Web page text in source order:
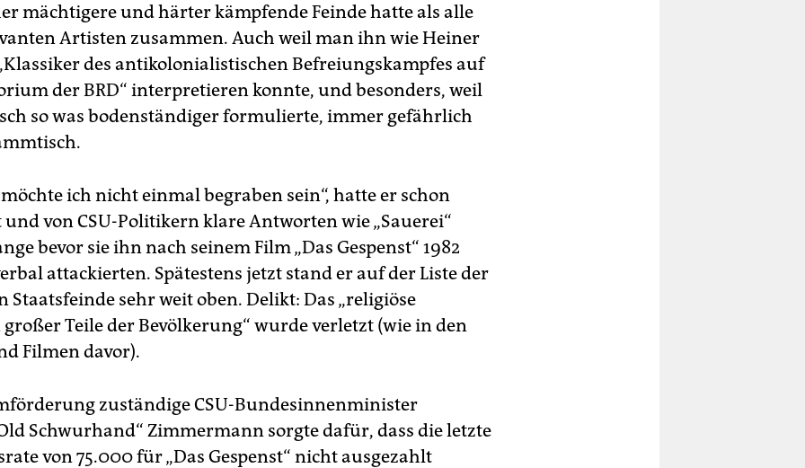
mächtigere und härter kämpfende Feinde hatte als alle
Artisten zusammen. Auch weil man ihn wie Heiner
des antikolonialistischen Befreiungskampfes auf
der BRD“ interpretieren konnte, und besonders, weil
so was bodenständiger formulierte, immer gefährlich
ich nicht einmal begraben sein“, hatte er schon
von CSU-Politikern klare Antworten wie „Sauerei“
bevor sie ihn nach seinem Film „Das Gespenst“ 1982
attackierten. Spätestens jetzt stand er auf der Liste der
Staatsfeinde sehr weit oben. Delikt: Das „religiöse
Teile der Bevölkerung“ wurde verletzt (wie in den
Filmen davor).
zuständige CSU-Bundesinnenminister
Schwurhand“ Zimmermann sorgte dafür, dass die letzte
von 75.000 für „Das Gespenst“ nicht ausgezahlt